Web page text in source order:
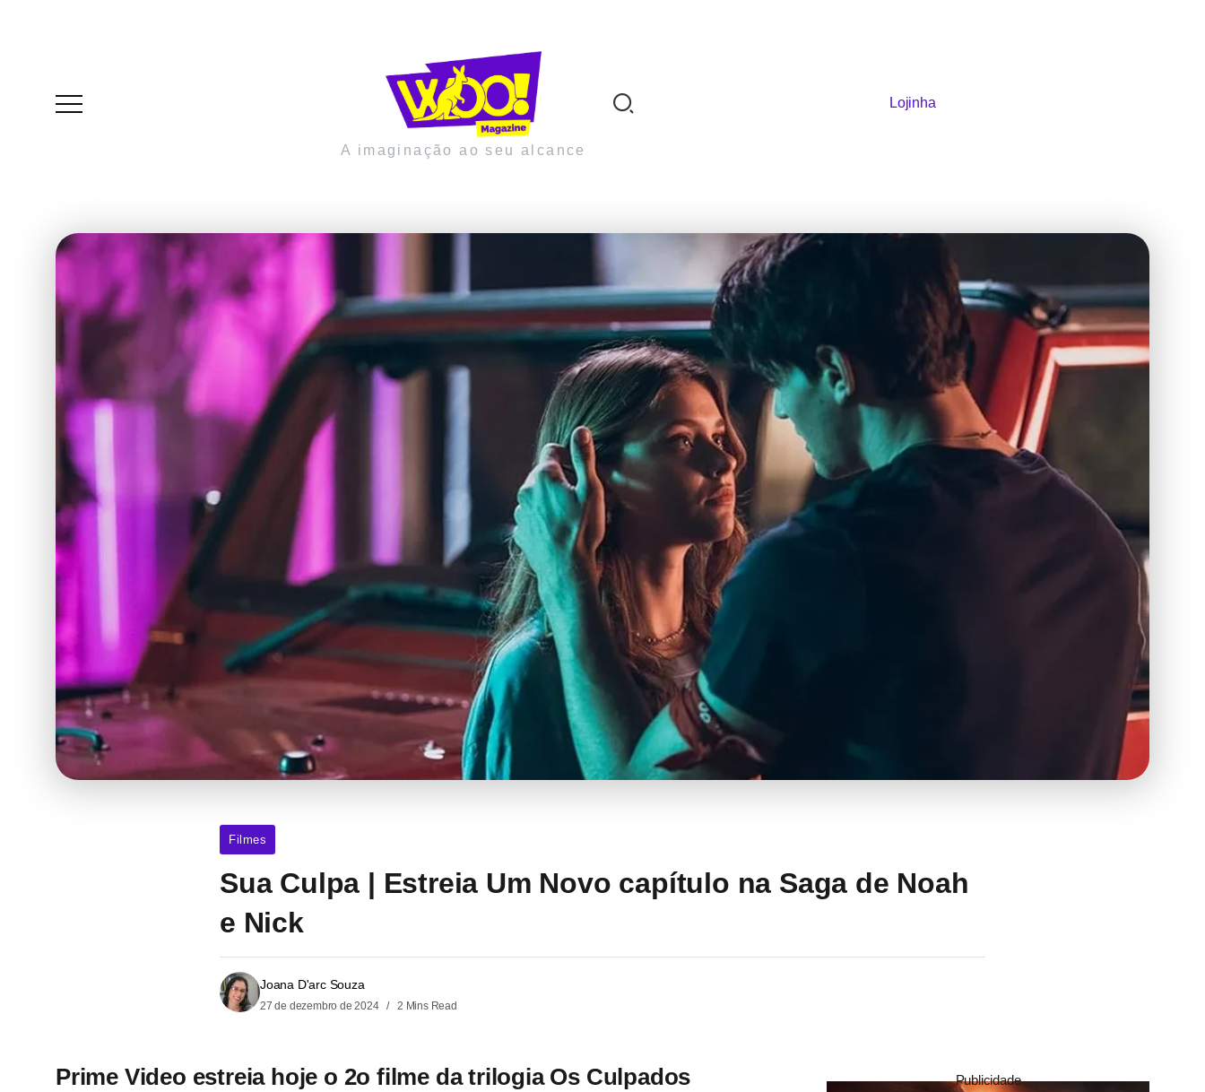
A imaginação ao seu alcance
Lojinha
Filmes
Sua Culpa | Estreia Um Novo capítulo na Saga de Noah
e Nick
Joana D'arc Souza
27 de dezembro de 2024 2 Mins Read
Prime Video estreia hoje o 2o filme da trilogia Os Culpados Publicidade